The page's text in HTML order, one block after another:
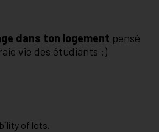
dans ton logement pensé
vie des étudiants :)
of lots.